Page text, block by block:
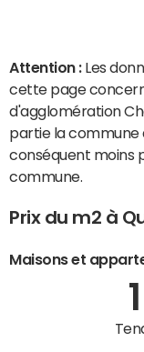
Attention : Les
cette page
d'agglomération
partie la commune
conséquent moins
commune.
Prix du m2 à
Maisons et